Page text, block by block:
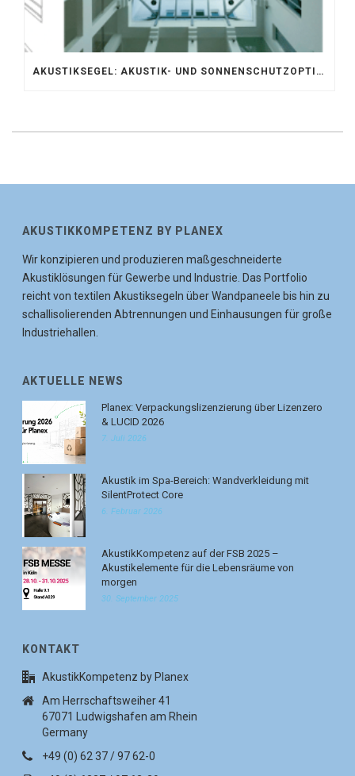
AKUSTIKSEGEL: AKUSTIK- UND SONNENSCHUTZOPTIMIERUNG IM ATRIUM DER UNIVERSITÄT BONN
AKUSTIKKOMPETENZ BY PLANEX
Wir konzipieren und produzieren maßgeschneiderte
Akustiklösungen für Gewerbe und Industrie. Das Portfolio
reicht von textilen Akustiksegeln über Wandpaneele bis hin zu
schallisolierenden Abtrennungen und Einhausungen für große
Industriehallen.
AKTUELLE NEWS
Planex: Verpackungslizenzierung über Lizenzero
& LUCID 2026
7. Juli 2026
Akustik im Spa-Bereich: Wandverkleidung mit
SilentProtect Core
6. Februar 2026
AkustikKompetenz auf der FSB 2025 –
Akustikelemente für die Lebensräume von
morgen
30. September 2025
KONTAKT
AkustikKompetenz by Planex
Am Herrschaftsweiher 41
67071 Ludwigshafen am Rhein
Germany
+49 (0) 62 37 / 97 62-0